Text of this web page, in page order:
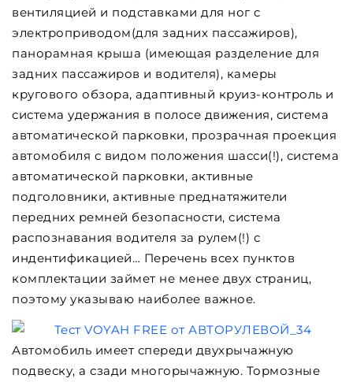
вентиляцией и подставками для ног с
электроприводом(для задних пассажиров),
панорамная крыша (имеющая разделение для
задних пассажиров и водителя), камеры
кругового обзора, адаптивный круиз-контроль и
система удержания в полосе движения, система
автоматической парковки, прозрачная проекция
автомобиля с видом положения шасси(!), система
автоматической парковки, активные
подголовники, активные преднатяжители
передних ремней безопасности, система
распознавания водителя за рулем(!) с
индентификацией… Перечень всех пунктов
комплектации займет не менее двух страниц,
поэтому указываю наиболее важное.
Автомобиль имеет cпереди двухрычажную
подвеску, а сзади многорычажную. Тормозные